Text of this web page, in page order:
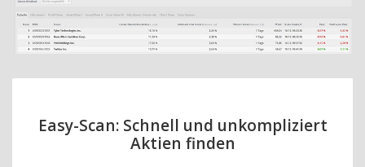
Easy-Scan: Schnell und unkompliziert
Aktien finden